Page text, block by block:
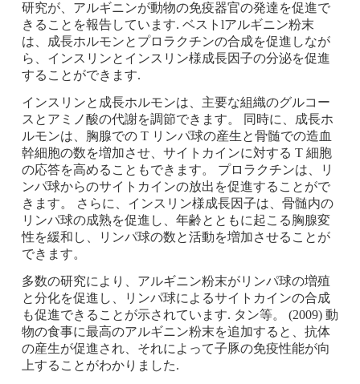
研究が、アルギニンが動物の免疫器官の発達を促進で
きることを報告しています. ベストlアルギニン粉末
は、成長ホルモンとプロラクチンの合成を促進しなが
ら、インスリンとインスリン様成長因子の分泌を促進
することができます.
インスリンと成長ホルモンは、主要な組織のグルコー
スとアミノ酸の代謝を調節できます。 同時に、成長ホ
ルモンは、胸腺での T リンパ球の産生と骨髄での造血
幹細胞の数を増加させ、サイトカインに対する T 細胞
の応答を高めることもできます。 プロラクチンは、リ
ンパ球からのサイトカインの放出を促進することがで
きます。 さらに、インスリン様成長因子は、骨髄内の
リンパ球の成熟を促進し、年齢とともに起こる胸腺変
性を緩和し、リンパ球の数と活動を増加させることが
できます。
多数の研究により、アルギニン粉末がリンパ球の増殖
と分化を促進し、リンパ球によるサイトカインの合成
も促進できることが示されています. タン等。 (2009) 動
物の食事に最高のアルギニン粉末を追加すると、抗体
の産生が促進され、それによって子豚の免疫性能が向
上することがわかりました.